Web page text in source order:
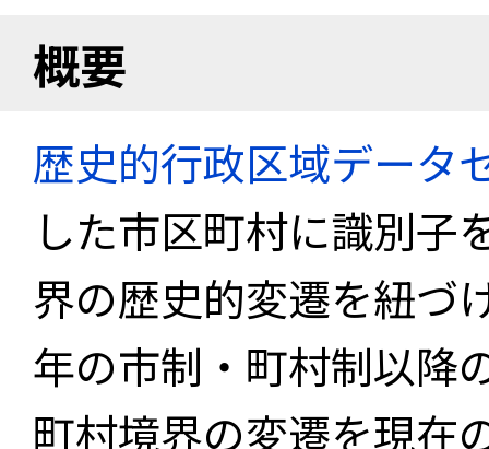
概要
歴史的行政区域データ
した市区町村に識別子
界の歴史的変遷を紐づ
年の市制・町村制以降
町村境界の変遷を現在